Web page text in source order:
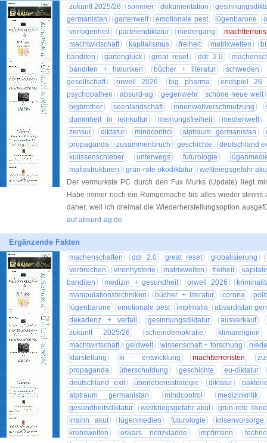
zukunft 2025/26 sommer dokumentation
germanistan
gartenwelt emotionale pest lügenbarone
verlogenheit
parteiendiktatur niedergang
machtwirtschaft
kapitalismus freiheit matrixwelten
banditen
gartenglück great reset ddr 2.0
banditen + halunken
bücher + literatur
schweden
gesellschaft
orwell 2026 big pharma
endspiel 26
psychopathen
absurd-ag gegenwehr
schöne neue welt
bigbrother
seenlandschaft innenweltverschmutzung
dummheit in reinkultur
meinungsfreiheit
medienwelt
zensur
diktatur mindcontrol alptraum germanistan
propaganda
zusammenbruch geschichte
deutschland
kulissenschieber
unterwegs futurologie
mafiastrukturen
grün-rote ökodiktatur
weltkriegsgefahr
Der vermurkste PC durch den Fux Murks (Update) liegt
Habe immer noch ein Rumgemache bis alles wieder
daher, weil ich dreimal die Wiederherstellungsoption
auf absurd-ag.de
Ergänzende Fakten
machenschaften ddr 2.0 great reset globalisierung
verbrechen
virenhysterie matrixwelten freiheit
banditen
medizin + gesundheit orwell 2026
manipulationstechniken
bücher + literatur corona
lügenbarone
emotionale pest impfmafia
absurdistan
dekadenz + verfall
gesinnungsdiktatur
ausverkauf
zukunft 2025/26
scheindemokratie
klimareligion
machtwirtschaft
geldwelt wissenschaft + forschung
klarstellung
ki - entwicklung machtterroristen
propaganda
überschuldung geschichte
eu-diktatur
deutschland exit
überlebensstrategie diktatur
alptraum germanistan
mindcontrol
medizinkritik
gesundheitsdiktatur
weltkriegsgefahr akut
grün-rote
irrsinn akut
lügenmedien futurologie
krisenvorsorge
krebswelten
oskars notizkladde impfirrsinn